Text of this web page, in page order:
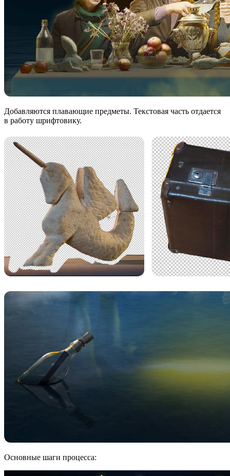
Добавляются плавающие предметы. Текстовая часть отдается
в работу шрифтовику.
Основные шаги процесса: